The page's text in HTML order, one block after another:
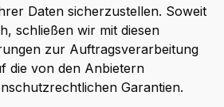
Daten sicherzustellen. Soweit
schließen wir mit diesen
zur Auftragsverarbeitung
die von den Anbietern
Garantien.